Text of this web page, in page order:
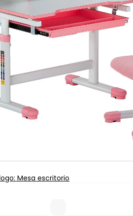
Mesa escritorio